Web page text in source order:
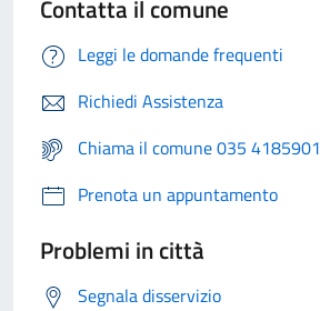
Contatta il comune
Leggi le domande frequenti
Richiedi Assistenza
Chiama il comune 035 4185901
Prenota un appuntamento
Problemi in città
Segnala disservizio